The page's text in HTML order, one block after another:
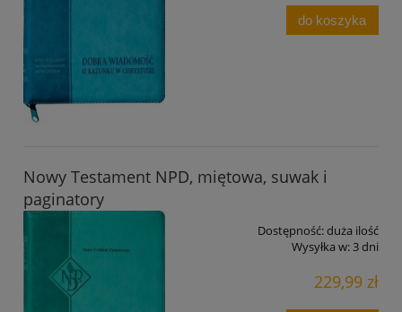
do koszyka
Nowy Testament NPD, miętowa, suwak i
paginatory
Dostępność:duża ilość
Wysyłka w:3 dni
229,99 zł